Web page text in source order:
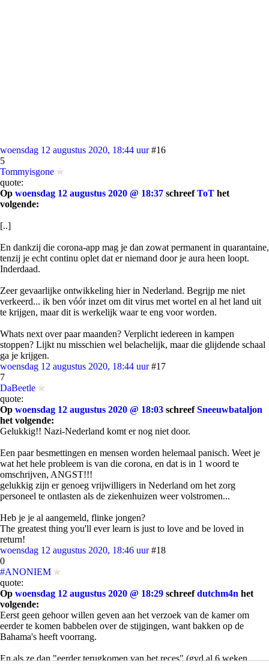
woensdag 12 augustus 2020, 18:44 uur #16
5
Tommyisgone
quote:
Op woensdag 12 augustus 2020 @ 18:37 schreefToT het
volgende:
[..]
En dankzij die corona-app mag je dan zowat permanent in quarantaine,
tenzij je echt continu oplet dat er niemand door je aura heen loopt.
Inderdaad.
Zeer gevaarlijke ontwikkeling hier in Nederland. Begrijp me niet
verkeerd... ik ben vóór inzet om dit virus met wortel en al het land uit
te krijgen, maar dit is werkelijk waar te eng voor worden.
Whats next over paar maanden? Verplicht iedereen in kampen
stoppen? Lijkt nu misschien wel belachelijk, maar die glijdende schaal
ga je krijgen.
woensdag 12 augustus 2020, 18:44 uur #17
7
DaBeetle
quote:
Op woensdag 12 augustus 2020 @ 18:03 schreefSneeuwbataljon
het volgende:
Gelukkig!! Nazi-Nederland komt er nog niet door.
Een paar besmettingen en mensen worden helemaal panisch. Weet je
wat het hele probleem is van die corona, en dat is in 1 woord te
omschrijven, ANGST!!!
gelukkig zijn er genoeg vrijwilligers in Nederland om het zorg
personeel te ontlasten als de ziekenhuizen weer volstromen...
Heb je je al aangemeld, flinke jongen?
The greatest thing you'll ever learn is just to love and be loved in
return!
woensdag 12 augustus 2020, 18:46 uur #18
0
#ANONIEM
quote:
Op woensdag 12 augustus 2020 @ 18:29 schreefdutchm4n het
volgende:
Eerst geen gehoor willen geven aan het verzoek van de kamer om
eerder te komen babbelen over de stijgingen, want bakken op de
Bahama's heeft voorrang.
En als ze dan "eerder terugkomen van het reces" (gvd al 6 weken